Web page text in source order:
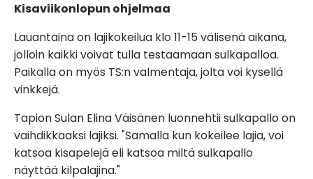
Kisaviikonlopun ohjelmaa
Lauantaina on lajikokeilua klo 11-15 välisenä aikana,
jolloin kaikki voivat tulla testaamaan sulkapalloa.
Paikalla on myös TS:n valmentaja, jolta voi kysellä
vinkkejä.
Tapion Sulan Elina Väisänen luonnehtii sulkapallo on
vaihdikkaaksi lajiksi. "Samalla kun kokeilee lajia, voi
katsoa kisapelejä eli katsoa miltä sulkapallo
näyttää kilpalajina."